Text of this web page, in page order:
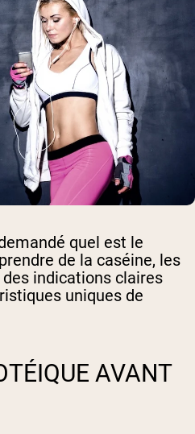
quel est le
de la caséine, les
indications claires
uniques de
AVANT